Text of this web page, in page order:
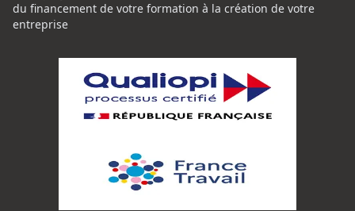
du financement de votre formation à la création de votre
entreprise